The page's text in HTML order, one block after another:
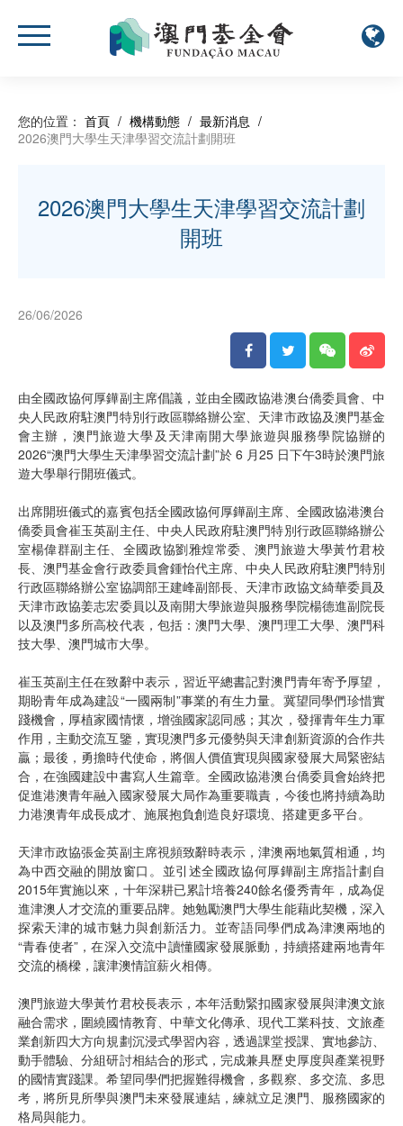
您的位置： 首頁 / 機構動態 / 最新消息 /
2026澳門大學生天津學習交流計劃開班
2026澳門大學生天津學習交流計劃
開班
26/06/2026
由全國政協何厚鏵副主席倡議，並由全國政協港澳台僑委員會、中
央人民政府駐澳門特別行政區聯絡辦公室、天津市政協及澳門基金
會主辦，澳門旅遊大學及天津南開大學旅遊與服務學院協辦的
2026“澳門大學生天津學習交流計劃”於 6 月25 日下午3時於澳門旅
遊大學舉行開班儀式。
出席開班儀式的嘉賓包括全國政協何厚鏵副主席、全國政協港澳台
僑委員會崔玉英副主任、中央人民政府駐澳門特別行政區聯絡辦公
室楊偉群副主任、全國政協劉雅煌常委、澳門旅遊大學黃竹君校
長、澳門基金會行政委員會鍾怡代主席、中央人民政府駐澳門特別
行政區聯絡辦公室協調部王建峰副部長、天津市政協文綺華委員及
天津市政協姜志宏委員以及南開大學旅遊與服務學院楊德進副院長
以及澳門多所高校代表，包括：澳門大學、澳門理工大學、澳門科
技大學、澳門城市大學。
崔玉英副主任在致辭中表示，習近平總書記對澳門青年寄予厚望，
期盼青年成為建設“一國兩制”事業的有生力量。冀望同學們珍惜實
踐機會，厚植家國情懷，增強國家認同感；其次，發揮青年生力軍
作用，主動交流互鑒，實現澳門多元優勢與天津創新資源的合作共
贏；最後，勇擔時代使命，將個人價值實現與國家發展大局緊密結
合，在強國建設中書寫人生篇章。全國政協港澳台僑委員會始終把
促進港澳青年融入國家發展大局作為重要職責，今後也將持續為助
力港澳青年成長成才、施展抱負創造良好環境、搭建更多平台。
天津市政協張金英副主席視頻致辭時表示，津澳兩地氣質相通，均
為中西交融的開放窗口。並引述全國政協何厚鏵副主席指計劃自
2015年實施以來，十年深耕已累計培養240餘名優秀青年，成為促
進津澳人才交流的重要品牌。她勉勵澳門大學生能藉此契機，深入
探索天津的城市魅力與創新活力。並寄語同學們成為津澳兩地的
“青春使者”，在深入交流中讀懂國家發展脈動，持續搭建兩地青年
交流的橋樑，讓津澳情誼薪火相傳。
澳門旅遊大學黃竹君校長表示，本年活動緊扣國家發展與津澳文旅
融合需求，圍繞國情教育、中華文化傳承、現代工業科技、文旅產
業創新四大方向規劃沉浸式學習內容，透過課堂授課、實地參訪、
動手體驗、分組研討相結合的形式，完成兼具歷史厚度與產業視野
的國情實踐課。希望同學們把握難得機會，多觀察、多交流、多思
考，將所見所學與澳門未來發展連結，練就立足澳門、服務國家的
格局與能力。